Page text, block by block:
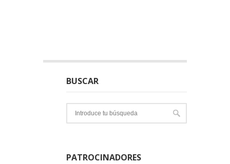
BUSCAR
PATROCINADORES